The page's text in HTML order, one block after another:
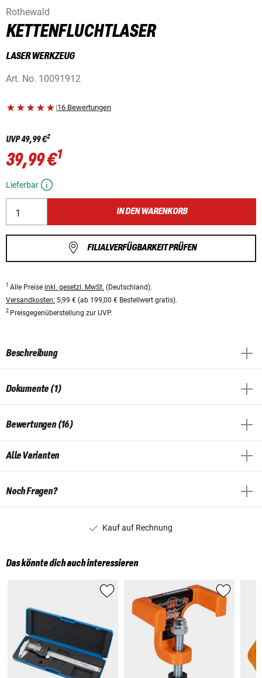
Rothewald
KETTENFLUCHTLASER
LASER WERKZEUG
Art. No. 10091912
|16 Bewertungen
UVP49,99 €2
39,99 €1
Lieferbar
IN DEN WARENKORB
FILIALVERFÜGBARKEIT PRÜFEN
1 Alle Preise inkl. gesetzl. MwSt. (Deutschland).
Versandkosten: 5,99 € (ab 199,00 € Bestellwert gratis).
2 Preisgegenüberstellung zur UVP.
Beschreibung
Dokumente (1)
Bewertungen (16)
Alle Varianten
Noch Fragen?
Kauf auf Rechnung
Das könnte dich auch interessieren